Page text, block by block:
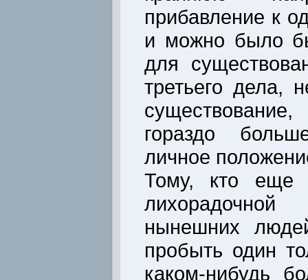
прибавление к
и можно было
для
третьего дела,
гораздо
личное
Тому, кто еще
нынешних
пробыть один
каком-нибудь